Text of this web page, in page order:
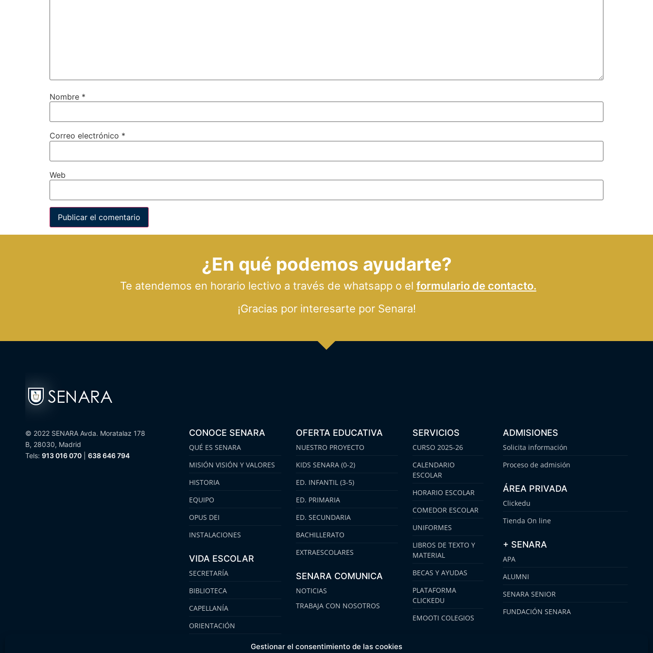
Gestionar el consentimiento de las cookies
Nombre *
Correo electrónico *
Web
¿En qué podemos ayudarte?
Te atendemos en horario lectivo a través de whatsapp o el formulario de contacto.
¡Gracias por interesarte por Senara!
© 2022 SENARA Avda. Moratalaz 178
B, 28030, Madrid
Tels: 913 016 070 638 646 794
CONOCE SENARA
QUÉ ES SENARA
MISIÓN VISIÓN Y VALORES
HISTORIA
EQUIPO
OPUS DEI
INSTALACIONES
VIDA ESCOLAR
SECRETARÍA
BIBLIOTECA
CAPELLANÍA
ORIENTACIÓN
OFERTA EDUCATIVA
NUESTRO PROYECTO
KIDS SENARA (0-2)
ED. INFANTIL (3-5)
ED. PRIMARIA
ED. SECUNDARIA
BACHILLERATO
EXTRAESCOLARES
SENARA COMUNICA
NOTICIAS
TRABAJA CON NOSOTROS
SERVICIOS
CURSO 2025-26
CALENDARIO
ESCOLAR
HORARIO ESCOLAR
COMEDOR ESCOLAR
UNIFORMES
LIBROS DE TEXTO Y
MATERIAL
BECAS Y AYUDAS
PLATAFORMA
CLICKEDU
EMOOTI COLEGIOS
ADMISIONES
Solicita información
Proceso de admisión
ÁREA PRIVADA
Clickedu
Tienda On line
+ SENARA
APA
ALUMNI
SENARA SENIOR
FUNDACIÓN SENARA